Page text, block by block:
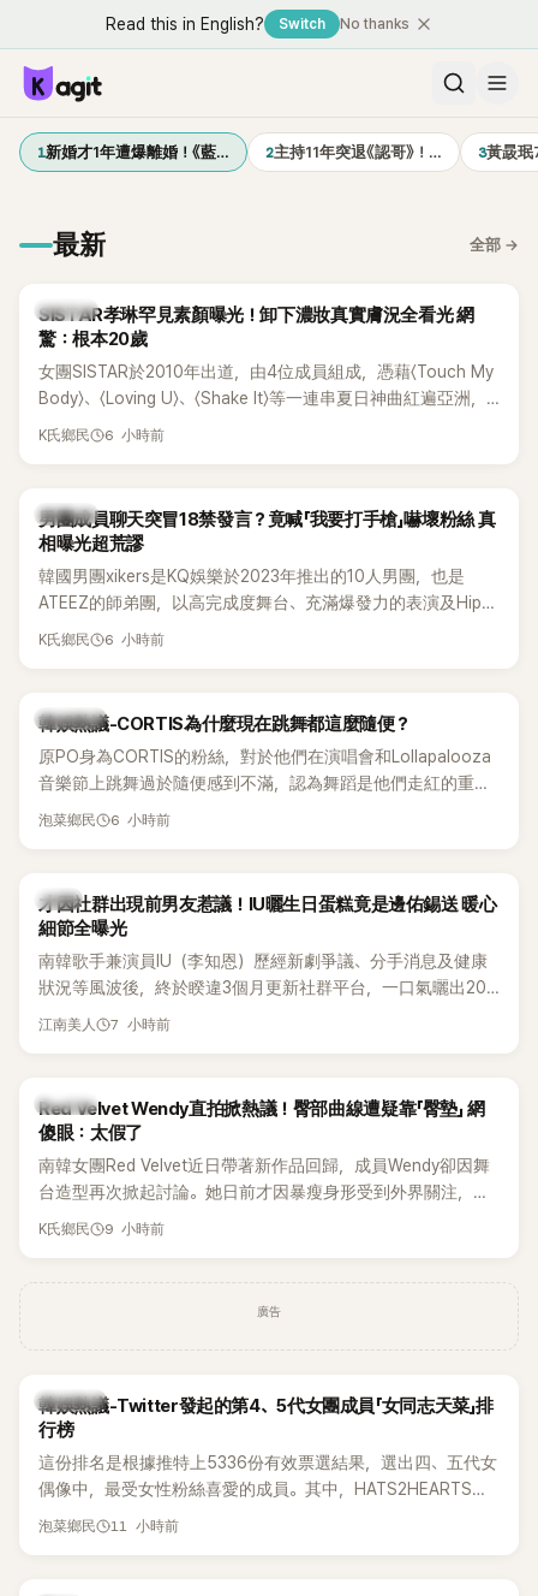
Read this in English? Switch No thanks
1新婚才1年遭爆離婚！《藍… 2主持11年突退《認哥》！… 3黃晸
最新 全部 →
K-POP
SISTAR孝琳罕見素顏曝光！卸下濃妝真實膚況全看光 網
驚：根本20歲
女團SISTAR於2010年出道，由4位成員組成，憑藉〈Touch My
Body〉、〈Loving U〉、〈Shake It〉等一連串夏日神曲紅遍亞洲，
獲封「夏日女王」。不過，團體在出道滿7年後宣布解散，成員各
不僅展現兩人多年不變的好交情，她幾乎素顏入鏡的真實模
樣，也意外掀起網友熱議。
K氏鄉民 6 小時前
K-POP
男團成員聊天突冒18禁發言？竟喊「我要打手槍」嚇壞粉絲 真
相曝光超荒謬
韓國男團xikers是KQ娛樂於2023年推出的10人男團，也是
ATEEZ的師弟團，以高完成度舞台、充滿爆發力的表演及Hip-
Hop風格聞名，出道後迅速累積大批海內外粉絲，近年也陸續
K氏鄉民 6 小時前
熱議討論
韓娛熱議-CORTIS為什麼現在跳舞都這麼隨便？
原PO身為CORTIS的粉絲，對於他們在演唱會和Lollapalooza
音樂節上跳舞過於隨便感到不滿，認為舞蹈是他們走紅的重要
原因，希望他們能更認真地表演。
泡菜鄉民 6 小時前
韓星
才因社群出現前男友惹議！IU曬生日蛋糕竟是邊佑錫送 暖心
細節全曝光
南韓歌手兼演員IU（李知恩）歷經新劇爭議、分手消息及健康
狀況等風波後，終於睽違3個月更新社群平台，一口氣曬出20
張近況照，讓大批粉絲又驚又喜。其中，一張生日蛋糕照意外
江南美人 7 小時前
K-POP
Red Velvet Wendy直拍掀熱議！臀部曲線遭疑靠「臀墊」 網
傻眼：太假了
南韓女團Red Velvet近日帶著新作品回歸，成員Wendy卻因舞
台造型再次掀起討論。她日前才因暴瘦身形受到外界關注，又
被質疑在舞台上使用臀墊，如今最新打歌舞台曝光後，再度因
K氏鄉民 9 小時前
廣告
熱議討論
韓娛熱議-Twitter發起的第4、5代女團成員「女同志天菜」排
行榜
這份排名是根據推特上5336份有效票選結果，選出四、五代女
偶像中，最受女性粉絲喜愛的成員。其中，HATS2HEARTS成
員包攬了前三名，展現了她們在女性社群中的高人氣。
泡菜鄉民 11 小時前